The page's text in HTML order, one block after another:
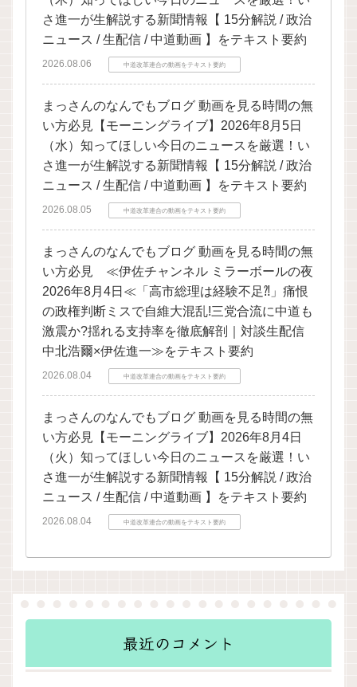
さ進一が生解説する新聞情報【 15分解説 / 政治
ニュース / 生配信 / 中道動画 】をテキスト要約
2026.08.06 中道改革連合の動画をテキスト要約
まっさんのなんでもブログ 動画を見る時間の無
い方必見【モーニングライブ】2026年8月5日
（水）知ってほしい今日のニュースを厳選！い
さ進一が生解説する新聞情報【 15分解説 / 政治
ニュース / 生配信 / 中道動画 】をテキスト要約
2026.08.05 中道改革連合の動画をテキスト要約
まっさんのなんでもブログ 動画を見る時間の無
い方必見 ≪伊佐チャンネル ミラーボールの夜
2026年8月4日≪「高市総理は経験不足⁈」痛恨
の政権判断ミスで自維大混乱!三党合流に中道も
激震か?揺れる支持率を徹底解剖｜対談生配信
中北浩爾×伊佐進一≫をテキスト要約
2026.08.04 中道改革連合の動画をテキスト要約
まっさんのなんでもブログ 動画を見る時間の無
い方必見【モーニングライブ】2026年8月4日
（火）知ってほしい今日のニュースを厳選！い
さ進一が生解説する新聞情報【 15分解説 / 政治
ニュース / 生配信 / 中道動画 】をテキスト要約
2026.08.04 中道改革連合の動画をテキスト要約
最近のコメント